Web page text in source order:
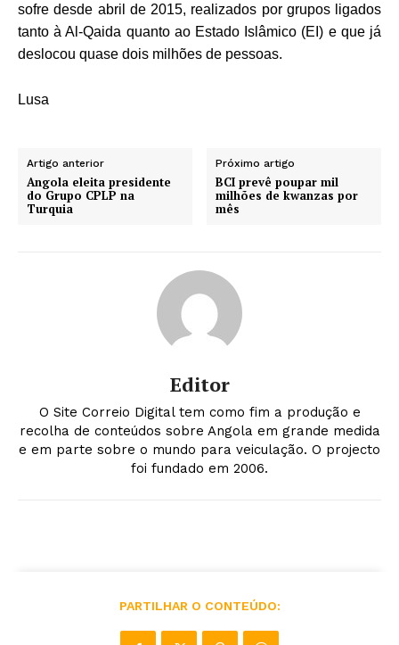
sofre desde abril de 2015, realizados por grupos ligados
tanto à Al-Qaida quanto ao Estado Islâmico (EI) e que já
deslocou quase dois milhões de pessoas.
Lusa
Artigo anterior
Angola eleita presidente
do Grupo CPLP na
Turquia
Próximo artigo
BCI prevê poupar mil
milhões de kwanzas por
mês
Editor
O Site Correio Digital tem como fim a produção e
recolha de conteúdos sobre Angola em grande medida
e em parte sobre o mundo para veiculação. O projecto
foi fundado em 2006.
PARTILHAR O CONTEÚDO: